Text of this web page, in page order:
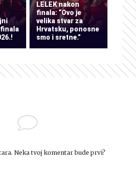
LELEK nakon
finala: “Ovo je
velika stvar za
Hrvatsku, ponosne
smo i sretne.”
Neka tvoj komentar bude prvi?